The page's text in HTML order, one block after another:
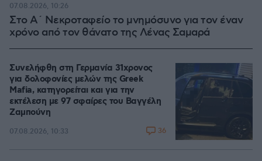
Στο Α΄ Νεκροταφείο το μνημόσυνο για τον έναν
χρόνο από τον θάνατο της Λένας Σαμαρά
07.08.2026, 10:26
Συνελήφθη στη Γερμανία 31χρονος
για δολοφονίες μελών της Greek
Mafia, κατηγορείται και για την
εκτέλεση με 97 σφαίρες του Βαγγέλη
Ζαμπούνη
07.08.2026, 10:33 36